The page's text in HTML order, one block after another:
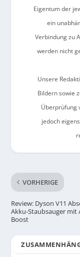
Eigentum der
ein
Verbindung zu
werden nicht
Unsere
Bildern sowie
Überprüfung
jedoch
VORHERIGE
Review: Dyson V11
Akku-Staubsauger mit
Boost